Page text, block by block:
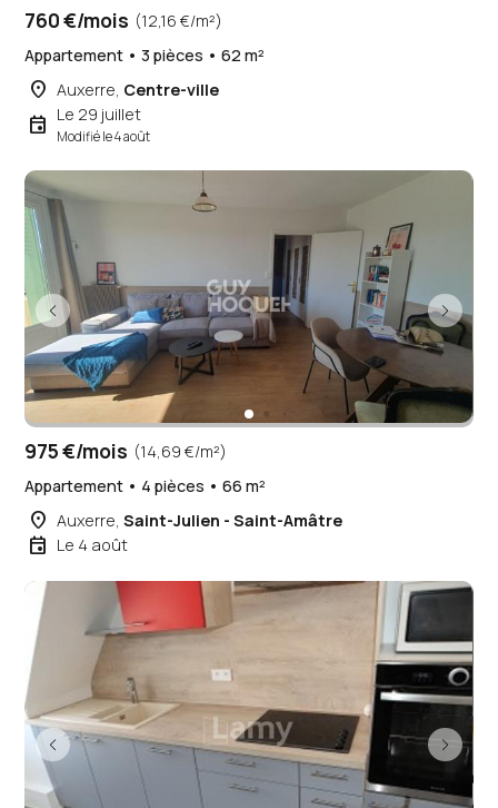
760 €/mois (12,16 €/m²)
Appartement • 3 pièces • 62 m²
place Auxerre, Centre-ville
event Le 29 juillet
Modifié le 4 août
975 €/mois (14,69 €/m²)
Appartement • 4 pièces • 66 m²
place Auxerre,Saint-Julien - Saint-Amâtre
event Le 4 août